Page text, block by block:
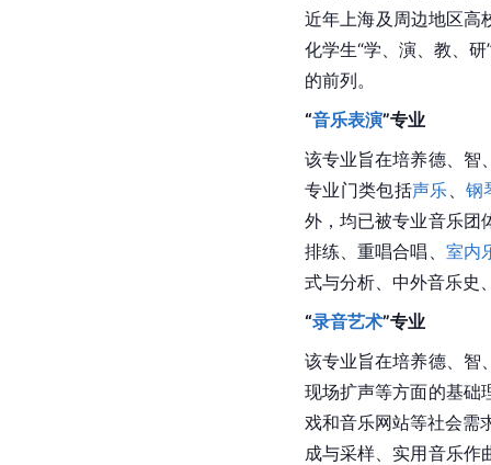
近年上海及周边地区高
化学生“学、演、教、
的前列。
“音乐表演”专业
该专业旨在培养德、智
专业门类包括声乐
钢
外，均已被专业音乐团
排练、重唱合唱、 室内
式与分析、中外音乐史
“录音艺术”专业
该专业旨在培养德、智
现场扩声等方面的基础
戏和音乐网站等社会需
成与采样、实用音乐作